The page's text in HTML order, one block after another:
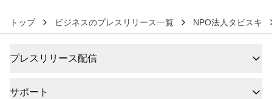
トップ ビジネスのプレスリリース一覧 NPO法人タビスキ
プレスリリース配信
サポート